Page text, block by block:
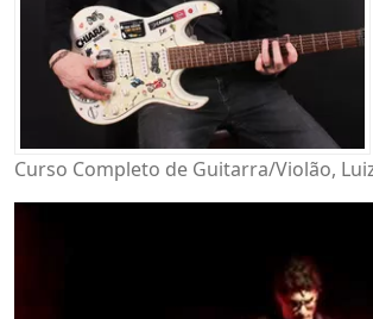
Curso Completo de Guitarra/Violão,